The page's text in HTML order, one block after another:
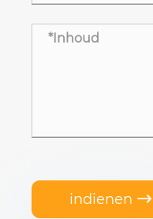
indienen 